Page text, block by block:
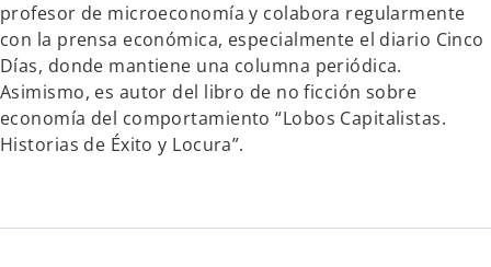
profesor de microeconomía y colabora regularmente
con la prensa económica, especialmente el diario Cinco
Días, donde mantiene una columna periódica.
Asimismo, es autor del libro de no ficción sobre
economía del comportamiento “Lobos Capitalistas.
Historias de Éxito y Locura”.